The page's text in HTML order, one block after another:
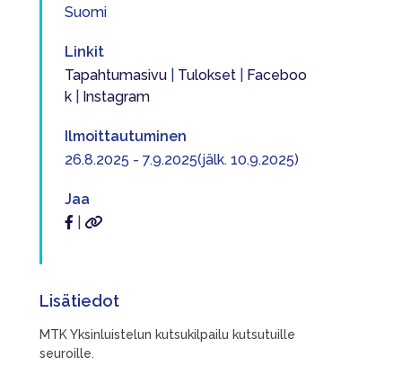
Suomi
Linkit
Tapahtumasivu
Tulokset
Faceboo
k
Instagram
Ilmoittautuminen
26.8.2025 - 7.9.2025(jälk. 10.9.2025)
Jaa
Lisätiedot
MTK Yksinluistelun kutsukilpailu kutsutuille
seuroille.